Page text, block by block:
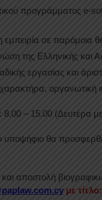
προγράμματος e-
σε παρόμοια
της Ελληνικής και
εργασίας και
οργανωτική
8.00 – 15.00 (Δευτέρα
υποψήφιο θα
και αποστολή
με